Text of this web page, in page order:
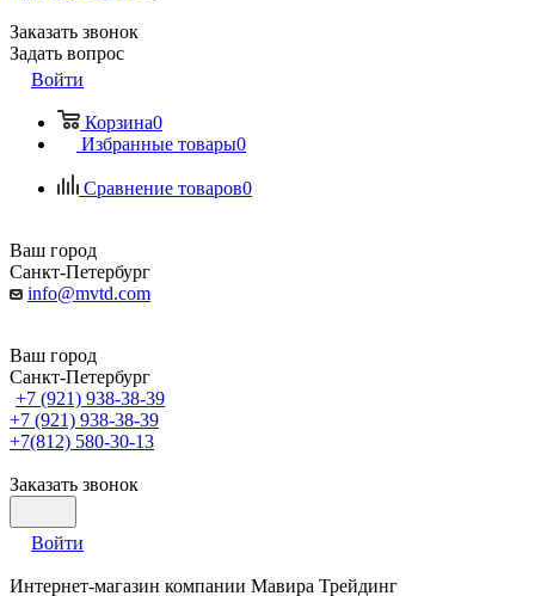
Заказать звонок
Задать вопрос
Войти
Корзина0
Избранные товары0
Сравнение товаров0
Ваш город
Санкт-Петербург
info@mvtd.com
Ваш город
Санкт-Петербург
+7 (921) 938-38-39
+7 (921) 938-38-39
+7(812) 580-30-13
Заказать звонок
Войти
Интернет-магазин компании Мавира Трейдинг